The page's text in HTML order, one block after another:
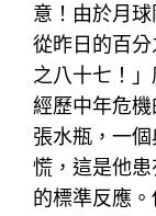
意！由於月
從昨日的百
之八十七！
經歷中年危
張水瓶，一
慌，這是他
的標準反應